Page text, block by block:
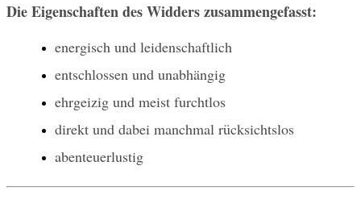
Die Eigenschaften des Widders zusammengefasst:
energisch und leidenschaftlich
entschlossen und unabhängig
ehrgeizig und meist furchtlos
direkt und dabei manchmal rücksichtslos
abenteuerlustig